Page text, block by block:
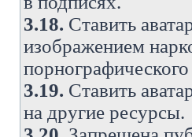
3.18. Ставить
изображением
3.19. Ставить
на другие ресурсы.